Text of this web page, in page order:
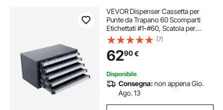
VEVOR Dispenser Cassetta per
Punte da Trapano 60 Scomparti
Etichettati #1-#60, Scatola per
Punte da Trapano 5 Cassetti per
Trapano 37,5x20x20 cm Impilabile
Conservazione di Punte da Trapano
Officina
(7)
6290€
Disponibile
Consegna:non appena Gio.
Ago. 13